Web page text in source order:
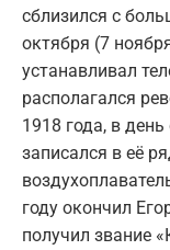
сблизился с
октября (7
устанавливал
располагался
1918 года, в
записался в её
году окончил
получил звание